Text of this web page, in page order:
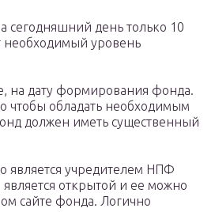
сегодняшний день только 10
уровень
на дату формирования фонда.
чтобы обладать необходимым
должен иметь существенный
является учредителем НПФ
открытой и ее можно
сайте фонда. Логично